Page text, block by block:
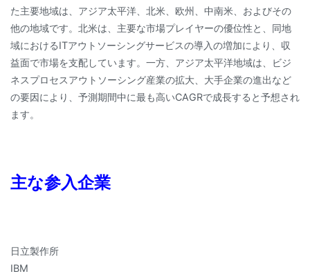
た主要地域は、アジア太平洋、北米、欧州、中南米、およびその
他の地域です。北米は、主要な市場プレイヤーの優位性と、同地
域におけるITアウトソーシングサービスの導入の増加により、収
益面で市場を支配しています。一方、アジア太平洋地域は、ビジ
ネスプロセスアウトソーシング産業の拡大、大手企業の進出など
の要因により、予測期間中に最も高いCAGRで成長すると予想され
ます。
主な参入企業
日立製作所
IBM